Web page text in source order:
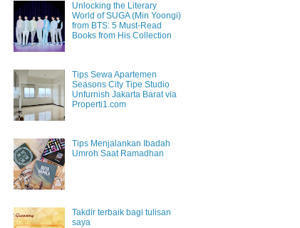
Unlocking the Literary
World of SUGA (Min Yoongi)
from BTS: 5 Must-Read
Books from His Collection
Tips Sewa Apartemen
Seasons City Tipe Studio
Unfurnish Jakarta Barat via
Properti1.com
Tips Menjalankan Ibadah
Umroh Saat Ramadhan
Takdir terbaik bagi tulisan
saya